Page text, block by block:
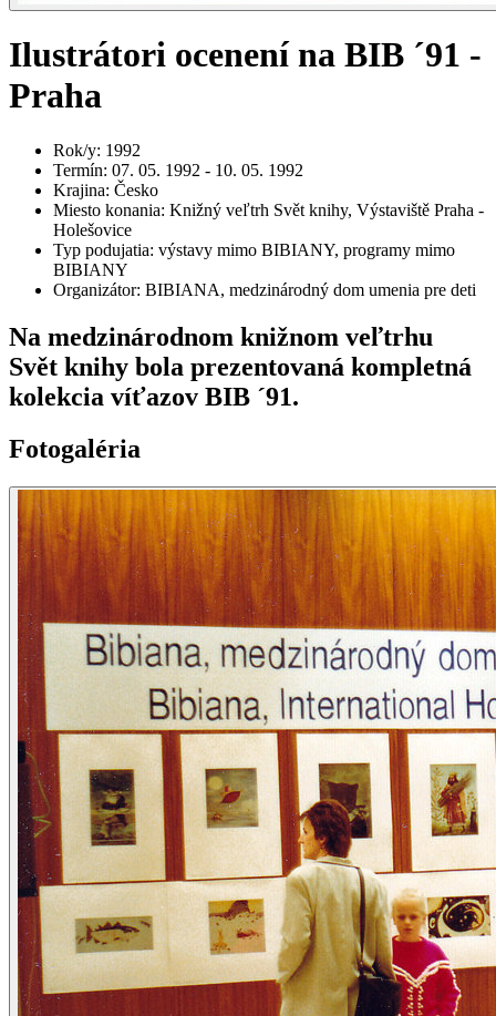
Ilustrátori ocenení na BIB ´91 -
Praha
Rok/y: 1992
Termín: 07. 05. 1992 - 10. 05. 1992
Krajina: Česko
Miesto konania: Knižný veľtrh Svět knihy, Výstaviště Praha -
Holešovice
Typ podujatia: výstavy mimo BIBIANY, programy mimo
BIBIANY
Organizátor: BIBIANA, medzinárodný dom umenia pre deti
Na medzinárodnom knižnom veľtrhu
Svět knihy bola prezentovaná kompletná
kolekcia víťazov BIB ´91.
Fotogaléria